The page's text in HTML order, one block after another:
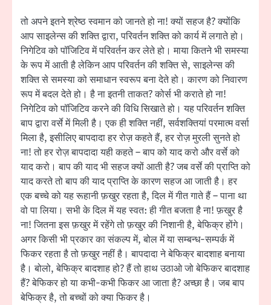
तो अपने इतने श्रेष्ठ स्वमान को जानते हो ना! क्यों सहज है? क्योंकि
आप साइलेन्स की शक्ति द्वारा, परिवर्तन शक्ति को कार्य में लगाते हो।
निगेटिव को पॉजिटिव में परिवर्तन कर लेते हो। माया कितने भी समस्या
के रूप में आती है लेकिन आप परिवर्तन की शक्ति से, साइलेन्स की
शक्ति से समस्या को समाधान स्वरूप बना देते हो। कारण को निवारण
रूप में बदल देते हो। है ना इतनी ताकत? कोर्स भी कराते हो ना!
निगेटिव को पॉजिटिव करने की विधि सिखाते हो। यह परिवर्तन शक्ति
बाप द्वारा वर्से में मिली है। एक ही शक्ति नहीं, सर्वशक्तियां परमात्म वर्सा
मिला है, इसीलिए बापदादा हर रोज़ कहते हैं, हर रोज़ मुरली सुनते हो
ना! तो हर रोज़ बापदादा यही कहते – बाप को याद करो और वर्से को
याद करो। बाप की याद भी सहज क्यों आती है? जब वर्से की प्राप्ति को
याद करते तो बाप की याद प्राप्ति के कारण सहज आ जाती है। हर
एक बच्चे को यह रूहानी फ़खुर रहता है, दिल में गीत गाते हैं – पाना था
वो पा लिया। सभी के दिल में यह स्वत: ही गीत बजता है ना! फ़खुर है
ना! जितना इस फ़खुर में रहेंगे तो फ़खुर की निशानी है, बेफिक्र होंगे।
अगर किसी भी प्रकार का संकल्प में, बोल में या सम्बन्ध-सम्पर्क में
फिकर रहता है तो फ़खुर नहीं है। बापदादा ने बेफिक्र बादशाह बनाया
है। बोलो, बेफिक्र बादशाह हो? हैं तो हाथ उठाओ जो बेफिकर बादशाह
हैं? बेफिकर हो या कभी-कभी फिकर आ जाता है? अच्छा है। जब बाप
बेफिक्र है, तो बच्चों को क्या फिकर है।